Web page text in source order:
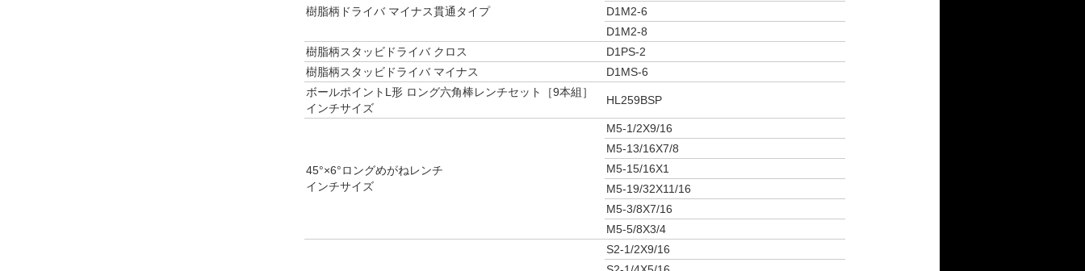
樹脂柄ドライバ マイナス貫通タイプ
D1M2-6
D1M2-8
樹脂柄スタッビドライバ クロス
D1PS-2
樹脂柄スタッビドライバ マイナス
D1MS-6
ボールポイントL形 ロング六角棒レンチセット［9本組］
インチサイズ
HL259BSP
45°×6°ロングめがねレンチ
インチサイズ
M5-1/2X9/16
M5-13/16X7/8
M5-15/16X1
M5-19/32X11/16
M5-3/8X7/16
M5-5/8X3/4
S2-1/2X9/16